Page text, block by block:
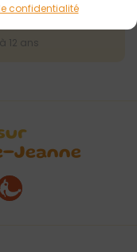
confidentialité
Jeanne
12 ans
Jeanne